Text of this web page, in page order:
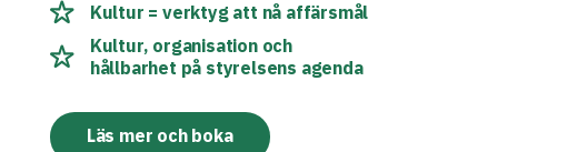
Kultur = verktyg att nå affärsmål
Kultur, organisation och
hållbarhet på styrelsens agenda
Läs mer och boka